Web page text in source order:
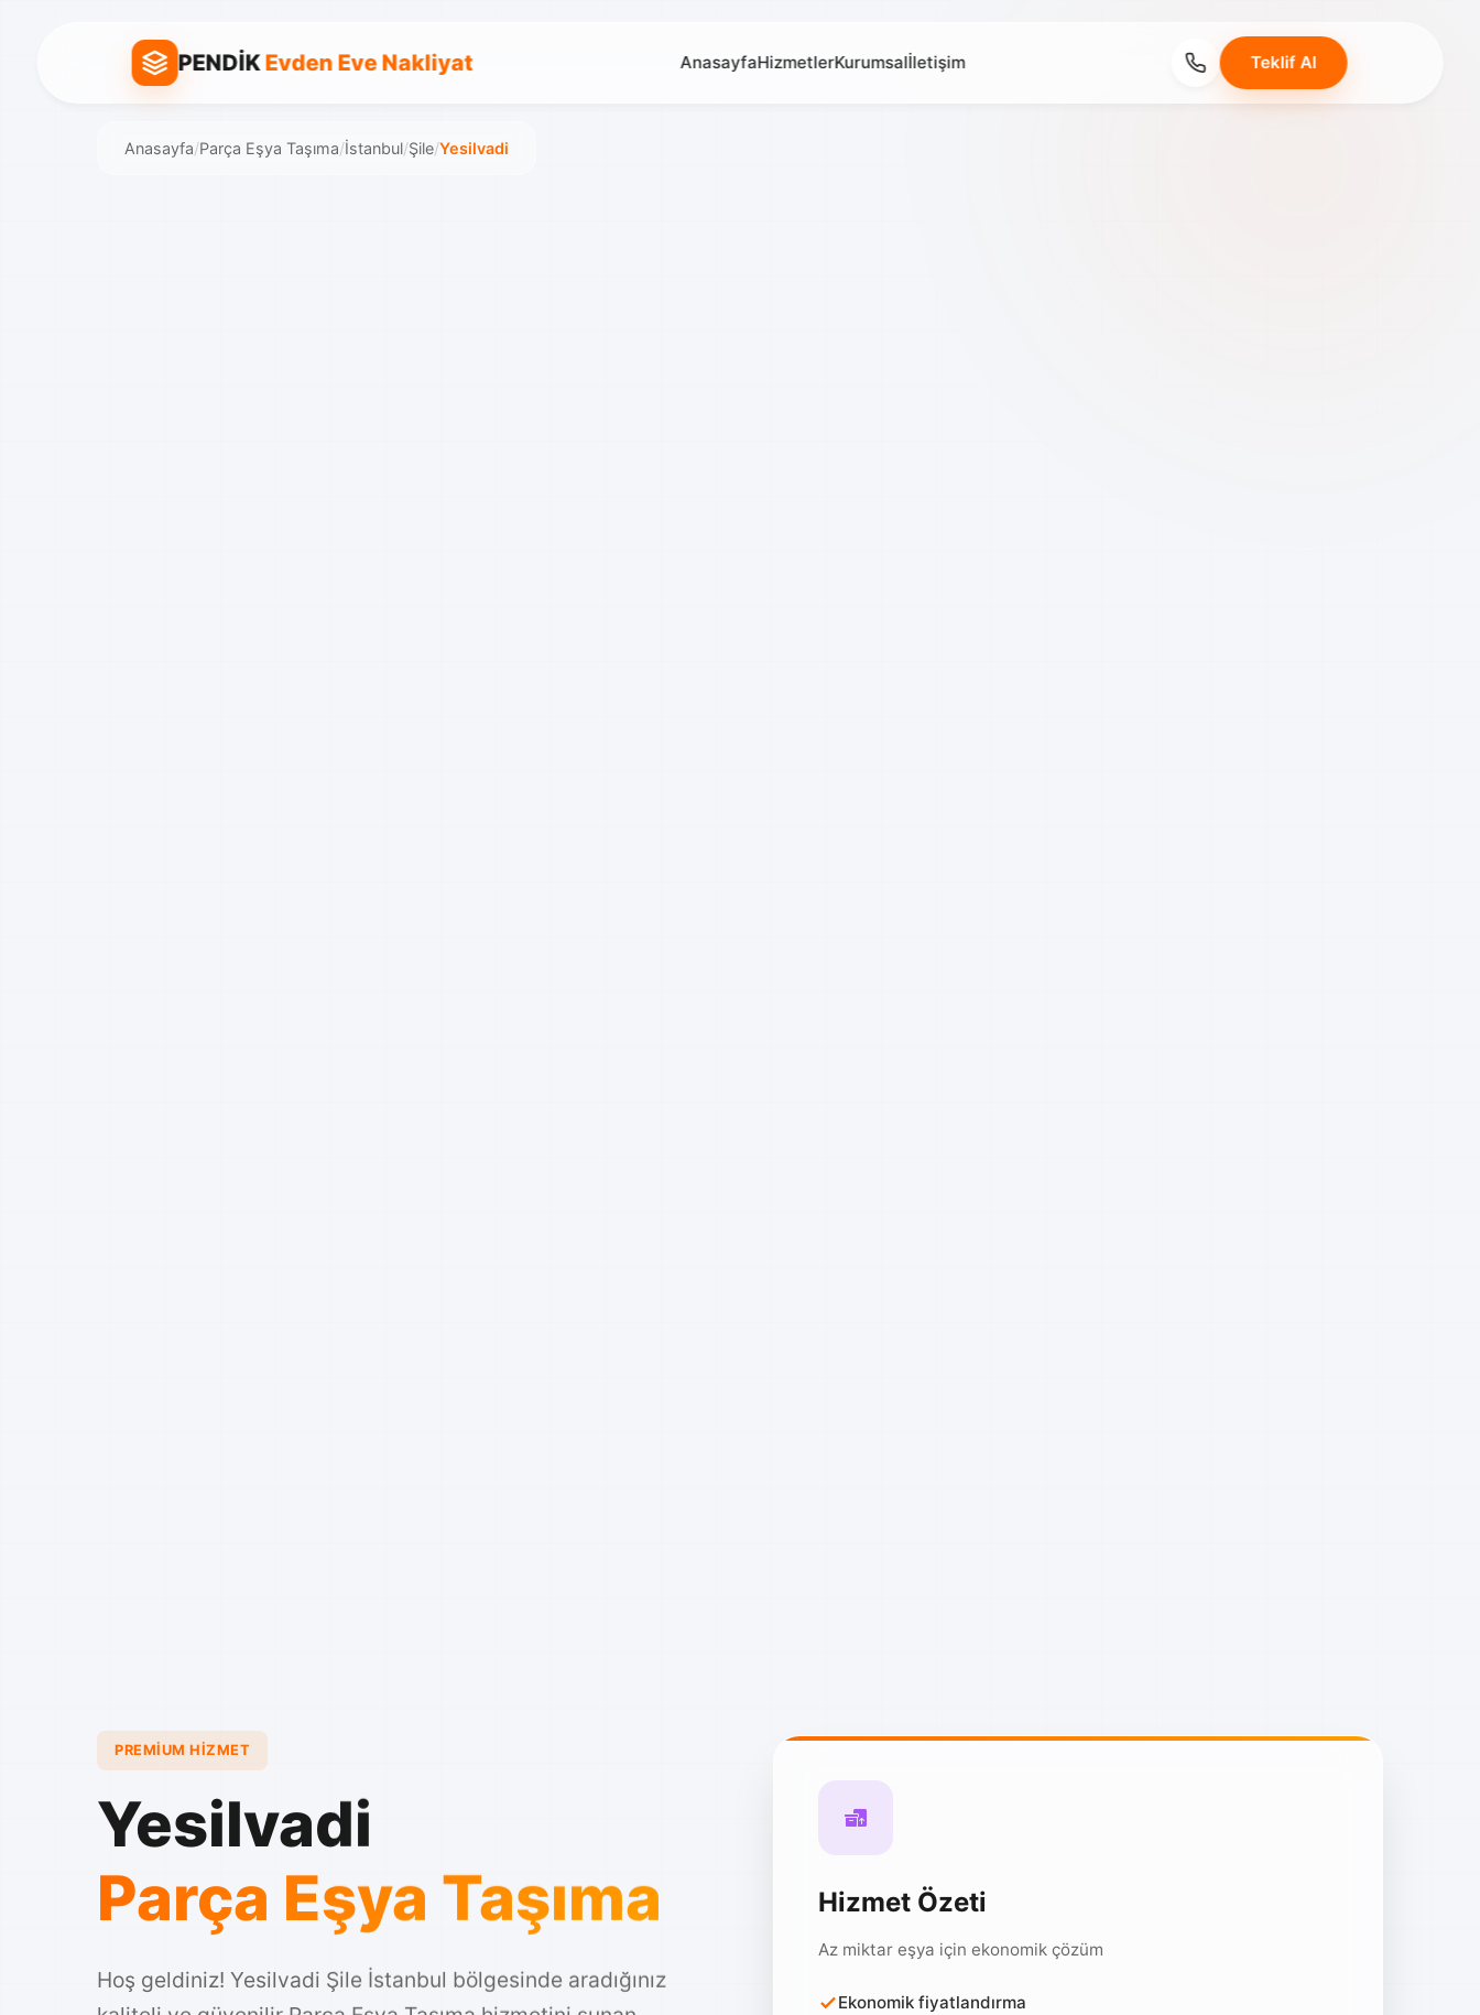
PENDİKEvden Eve Nakliyat AnasayfaHizmetlerKurumsalİletişim Teklif Al
Anasayfa/Parça Eşya Taşıma/İstanbul/Şile/Yesilvadi
PREMIUM HIZMET
Yesilvadi
Parça Eşya Taşıma
Hoş geldiniz! Yesilvadi Şile İstanbul bölgesinde aradığınız
Hizmet Özeti
Az miktar eşya için ekonomik çözüm
Ekonomik fiyatlandırma